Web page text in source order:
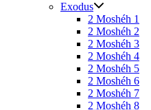
Exodus
2 Moshéh 1
2 Moshéh 2
2 Moshéh 3
2 Moshéh 4
2 Moshéh 5
2 Moshéh 6
2 Moshéh 7
2 Moshéh 8